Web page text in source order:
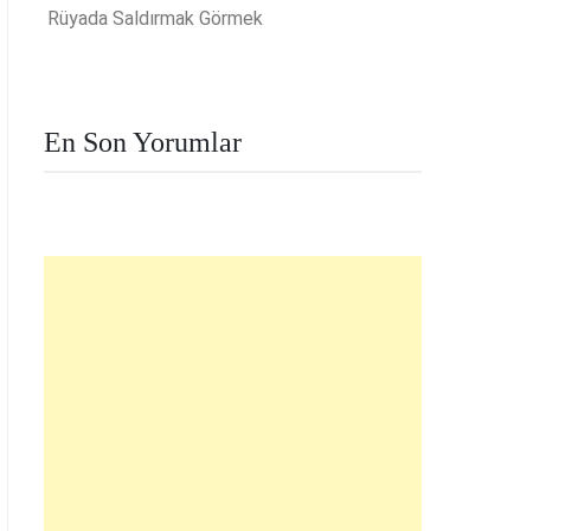
Rüyada Saldırmak Görmek
En Son Yorumlar